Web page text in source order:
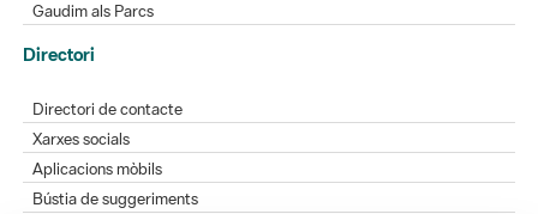
Gaudim als Parcs
Directori
Directori de contacte
Xarxes socials
Aplicacions mòbils
Bústia de suggeriments